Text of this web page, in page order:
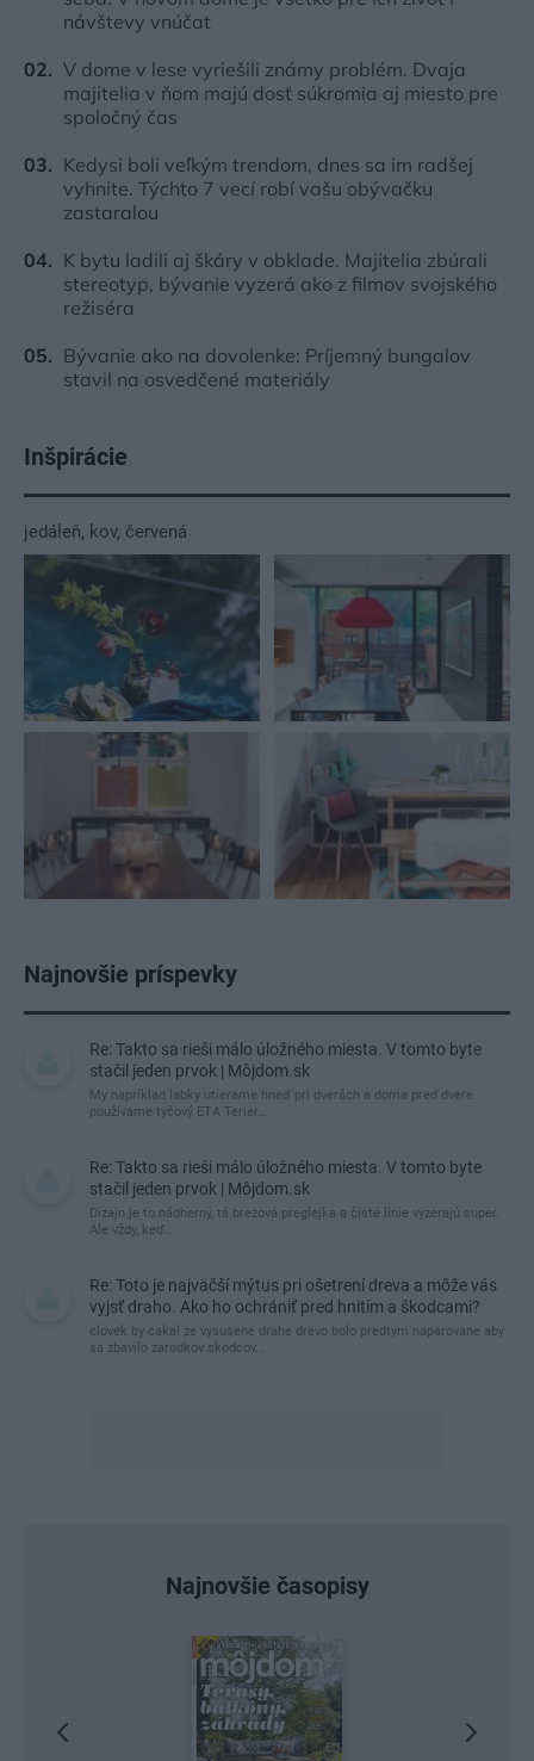
návštevy vnúčat
V dome v lese vyriešili známy problém. Dvaja
majitelia v ňom majú dosť súkromia aj miesto pre
spoločný čas
Kedysi boli veľkým trendom, dnes sa im radšej
vyhnite. Týchto 7 vecí robí vašu obývačku
zastaralou
K bytu ladili aj škáry v obklade. Majitelia zbúrali
stereotyp, bývanie vyzerá ako z filmov svojského
režiséra
Bývanie ako na dovolenke: Príjemný bungalov
stavil na osvedčené materiály
Inšpirácie
jedáleň, kov, červená
Najnovšie príspevky
Re: Takto sa rieši málo úložného miesta. V tomto byte
stačil jeden prvok | Môjdom.sk
My napríklad labky utierame hneď pri dverách a doma pred dvere
používame tyčový ETA Terier…
Re: Takto sa rieši málo úložného miesta. V tomto byte
stačil jeden prvok | Môjdom.sk
Dizajn je to nádherný, tá brezová preglejka a čisté línie vyzerajú super.
Ale vždy, keď…
Re: Toto je najväčší mýtus pri ošetrení dreva a môže vás
vyjsť draho. Ako ho ochrániť pred hnitím a škodcami?
clovek by cakal ze vysusene drahe drevo bolo predtym naparovane aby
sa zbavilo zarodkov skodcov...
Najnovšie časopisy